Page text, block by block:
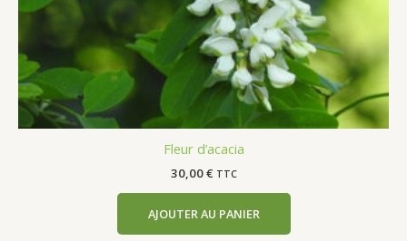
Fleur d’acacia
30,00€ TTC
AJOUTER AU PANIER